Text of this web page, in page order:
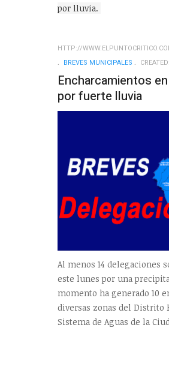
por lluvia.
HTTP://
BREVES MUNICIPALES
Encharcamientos
por fuerte lluvia
Al menos 14 delegaciones
este lunes por una
momento ha generado 10
diversas zonas del Distrito
Sistema de Aguas de la